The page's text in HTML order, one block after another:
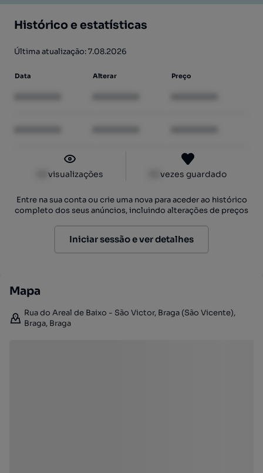
Histórico e estatísticas
Última atualização: 7.08.2026
Data Alterar Preço
visualizações vezes guardado
Entre na sua conta ou crie uma nova para aceder ao histórico
completo dos seus anúncios, incluindo alterações de preços
Iniciar sessão e ver detalhes
Mapa
Rua do Areal de Baixo - São Victor, Braga (São Vicente),
Braga, Braga